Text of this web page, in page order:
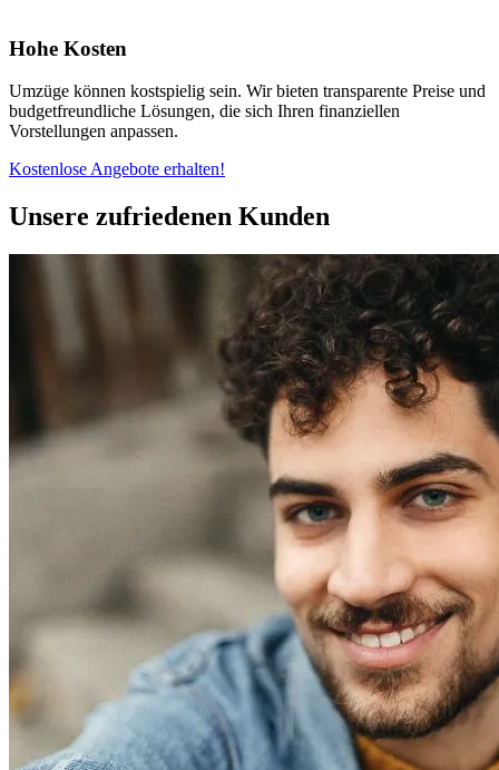
Hohe Kosten
Umzüge können kostspielig sein. Wir bieten transparente Preise und
budgetfreundliche Lösungen, die sich Ihren finanziellen
Vorstellungen anpassen.
Kostenlose Angebote erhalten!
Unsere zufriedenen Kunden